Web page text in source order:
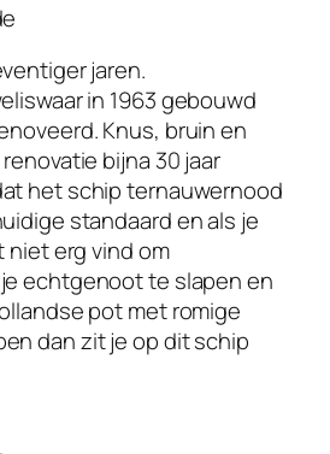
jaren.
in 1963 gebouwd
Knus, bruin en
bijna 30 jaar
het schip ternauwernood
standaard en als je
erg vind om
echtgenoot te slapen en
pot met romige
dan zit je op dit schip